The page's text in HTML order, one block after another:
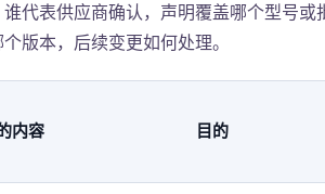
代表供应商确认，声明覆盖哪个型号或
版本，后续变更如何处理。
内容 目的